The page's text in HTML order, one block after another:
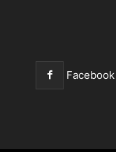
Facebook